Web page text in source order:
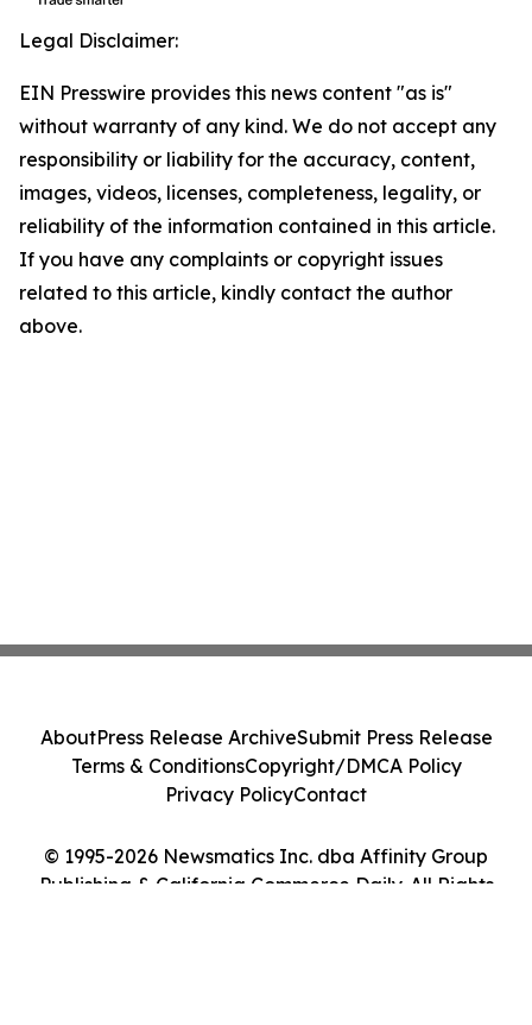
Legal Disclaimer:
EIN Presswire provides this news content "as is"
without warranty of any kind. We do not accept any
responsibility or liability for the accuracy, content,
images, videos, licenses, completeness, legality, or
reliability of the information contained in this article.
If you have any complaints or copyright issues
related to this article, kindly contact the author
above.
© 1995-2026 Newsmatics Inc. dba Affinity Group
Publishing & California Commerce Daily. All Rights
AboutPress Release ArchiveSubmit Press Release
Terms & ConditionsCopyright/DMCA Policy
Privacy PolicyContact